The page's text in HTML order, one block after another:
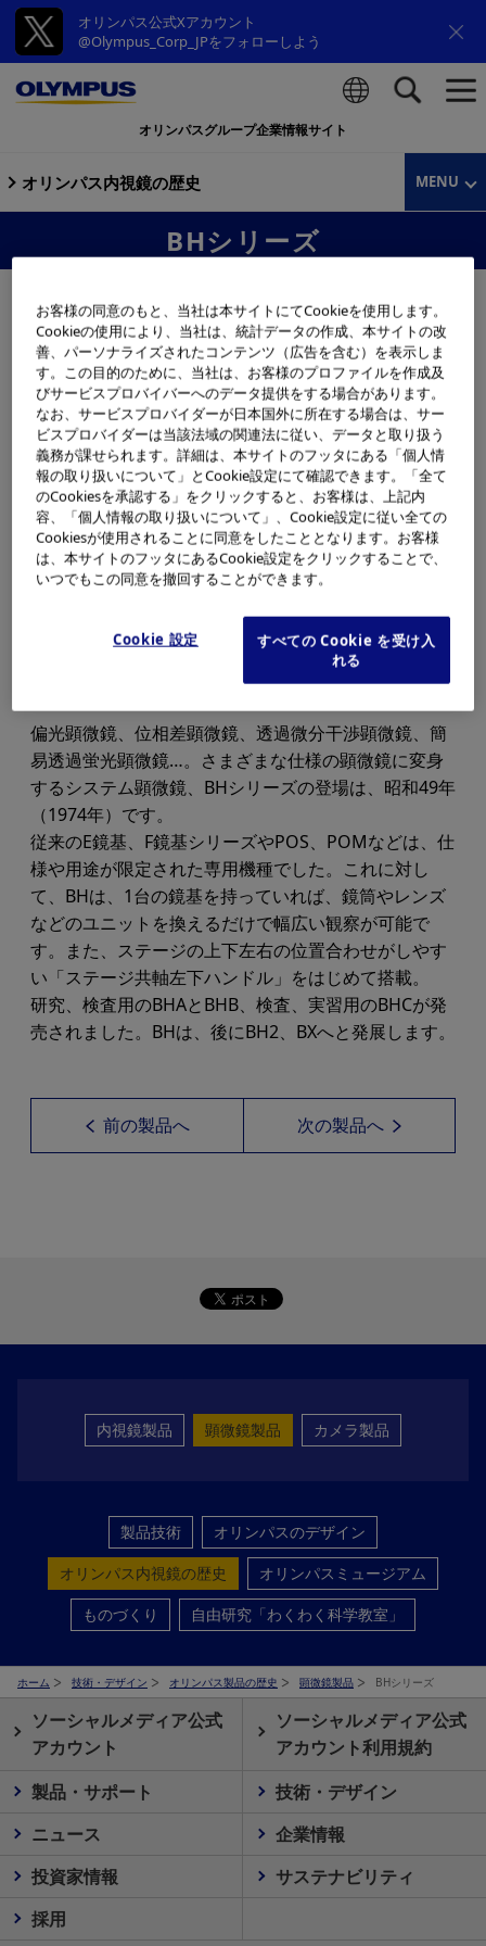
オリンパス公式Xアカウント
@Olympus_Corp_JPをフォローしよう
オリンパスグループ企業情報サイト
オリンパス内視鏡の歴史 MENU
BHシリーズ
偏光顕微鏡、位相差顕微鏡、透過微分干渉顕微鏡、簡
易透過蛍光顕微鏡…。さまざまな仕様の顕微鏡に変身
するシステム顕微鏡、BHシリーズの登場は、昭和49年
（1974年）です。
従来のE鏡基、F鏡基シリーズやPOS、POMなどは、仕
様や用途が限定された専用機種でした。これに対し
て、BHは、1台の鏡基を持っていれば、鏡筒やレンズ
などのユニットを換えるだけで幅広い観察が可能で
す。また、ステージの上下左右の位置合わせがしやす
い「ステージ共軸左下ハンドル」をはじめて搭載。
研究、検査用のBHAとBHB、検査、実習用のBHCが発
売されました。BHは、後にBH2、BXへと発展します。
前の製品へ 次の製品へ
内視鏡製品 顕微鏡製品 カメラ製品
製品技術
オリンパスのデザイン
オリンパス内視鏡の歴史
オリンパスミュージアム
ものづくり
自由研究「わくわく科学教室」
ホーム 技術・デザイン オリンパス製品の歴史 顕微鏡製品 BHシリーズ
ソーシャルメディア公式
アカウント
ソーシャルメディア公式
アカウント利用規約
製品・サポート
技術・デザイン
ニュース
企業情報
投資家情報
サステナビリティ
採用
お客様の同意のもと、当社は本サイトにてCookieを使用します。
Cookieの使用により、当社は、統計データの作成、本サイトの改
善、パーソナライズされたコンテンツ（広告を含む）を表示しま
す。この目的のために、当社は、お客様のプロファイルを作成及
びサービスプロバイバーへのデータ提供をする場合があります。
なお、サービスプロバイダーが日本国外に所在する場合は、サー
ビスプロバイダーは当該法域の関連法に従い、データと取り扱う
義務が課せられます。詳細は、本サイトのフッタにある「個人情
報の取り扱いについて」とCookie設定にて確認できます。「全て
のCookiesを承認する」をクリックすると、お客様は、上記内
容、「個人情報の取り扱いについて」、Cookie設定に従い全ての
Cookiesが使用されることに同意をしたこととなります。お客様
は、本サイトのフッタにあるCookie設定をクリックすることで、
いつでもこの同意を撤回することができます。
Cookie 設定
すべての Cookie を受け入
れる